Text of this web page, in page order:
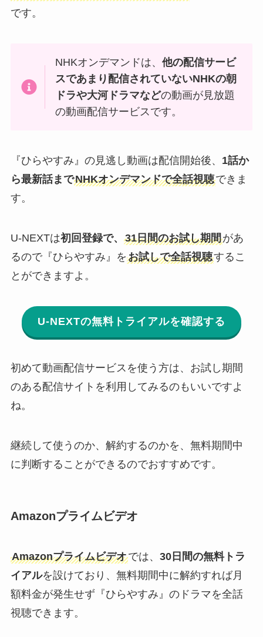
です。
NHKオンデマンドは、他の配信サービ
スであまり配信されていないNHKの朝
ドラや大河ドラマなどの動画が見放題
の動画配信サービスです。
『ひらやすみ』の見逃し動画は配信開始後、 1話か
ら最新話までNHKオンデマンドで全話視聴できま
す。
U-NEXTは初回登録で、 31日間のお試し期間があ
るので『ひらやすみ』をお試しで全話視聴するこ
とができますよ。
U-NEXTの無料トライアルを確認する
初めて動画配信サービスを使う方は、お試し期間
のある配信サイトを利用してみるのもいいですよ
ね。
継続して使うのか、解約するのかを、無料期間中
に判断することができるのでおすすめです。
Amazonプライムビデオ
Amazonプライムビデオでは、 30日間の無料トラ
イアルを設けており、無料期間中に解約すれば月
額料金が発生せず『ひらやすみ』のドラマを全話
視聴できます。